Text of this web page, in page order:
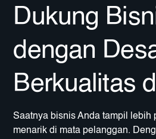
Dukung
dengan
Berkualitas
Saatnya bisnis Anda tampil lebih
menarik di mata pelanggan.